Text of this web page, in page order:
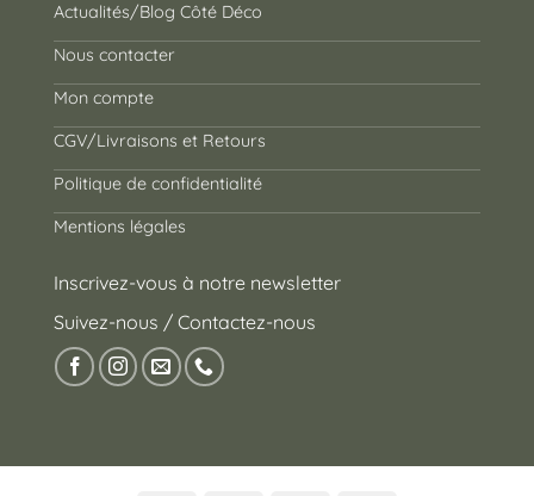
Actualités/Blog Côté Déco
Nous contacter
Mon compte
CGV/Livraisons et Retours
Politique de confidentialité
Mentions légales
Inscrivez-vous à notre newsletter
Suivez-nous / Contactez-nous